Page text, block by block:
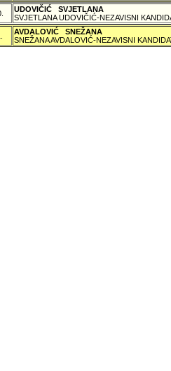
UDOVIČIĆ SVJETLANA
SVJETLANA UDOVIČIĆ-NEZAVISNI
AVDALOVIĆ SNEŽANA
SNEŽANA AVDALOVIĆ-NEZAVISNI